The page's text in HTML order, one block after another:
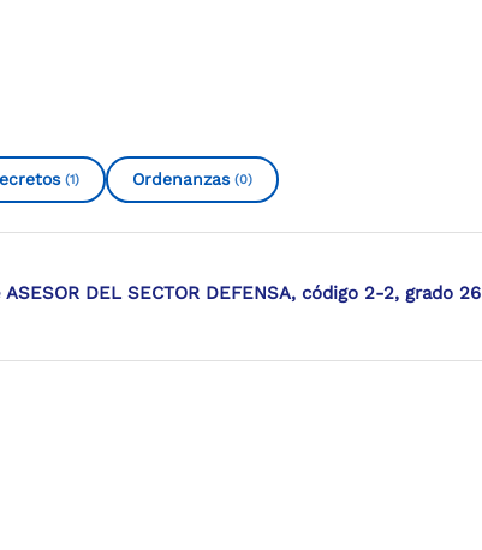
(1) Ordenanzas (0)
DEL SECTOR DEFENSA, código 2-2, grado 26